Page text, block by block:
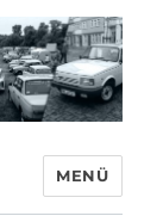
MENÜ